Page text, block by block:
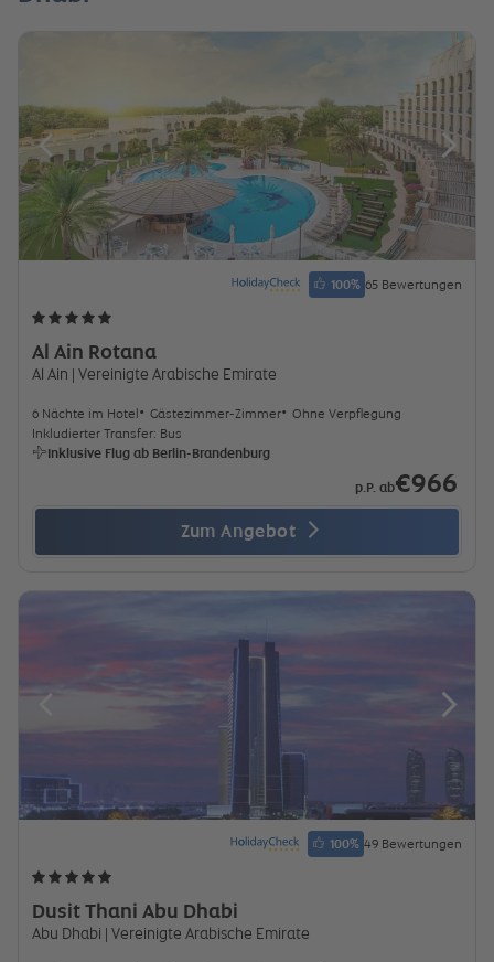
Al Ain Rotana
Al Ain | Vereinigte Arabische Emirate
100% 65 Bewertungen
6 Nächte im Hotel Gästezimmer-Zimmer
Ohne Verpflegung
Inkludierter Transfer: Bus
Inklusive Flug ab Berlin-Brandenburg
p.P. ab€966
Zum Angebot
Dusit Thani Abu Dhabi
Abu Dhabi | Vereinigte Arabische Emirate
100% 49 Bewertungen